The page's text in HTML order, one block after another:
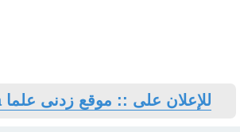
للإعلان على :: موقع زدنى علما zdny3lma ::